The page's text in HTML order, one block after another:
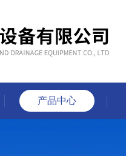
产品中心